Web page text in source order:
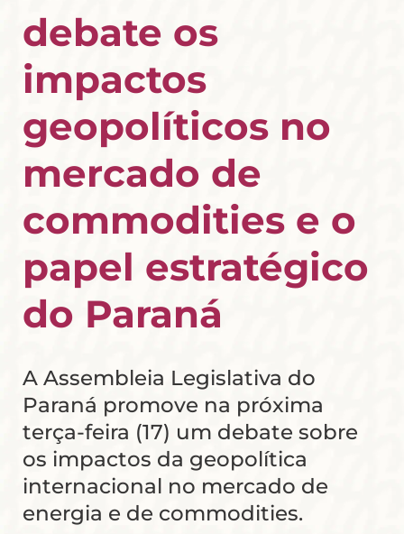
debate os
impactos
geopolíticos no
mercado de
commodities e o
papel estratégico
do Paraná
A Assembleia Legislativa do
Paraná promove na próxima
terça-feira (17) um debate sobre
os impactos da geopolítica
internacional no mercado de
energia e de commodities.